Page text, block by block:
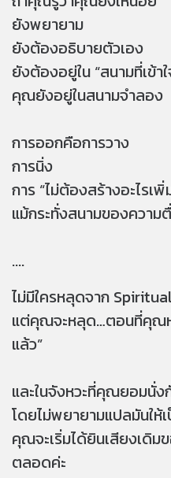
ยังพยายาม
ยังต้องอธิบายตัวเอง
ยังต้องอยู่ใน “สนามที่เข้าใ
คุณยังอยู่ในสนามจำลอง
การออกคือการวาง
การนิ่ง
การ “ไม่ต้องสร้างอะไรเพิ่
แม้กระทั่งสนามของความ
....
ไม่มีใครหลุดจาก
แต่คุณจะหลุด…ตอนที่คุณ
แล้ว”
และในจังหวะที่คุณยอมนั่
โดยไม่พยายามแปลมันให้
คุณจะเริ่มได้ยินเสียงเดิ
ตลอดค่ะ